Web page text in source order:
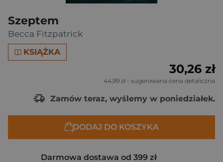
Szeptem
Becca Fitzpatrick
KSIĄŻKA
30,26 zł
44,99 zł - sugerowana cena detaliczna
Zamów teraz, wyślemy w poniedziałek.
DODAJ DO KOSZYKA
Darmowa dostawa od 399 zł